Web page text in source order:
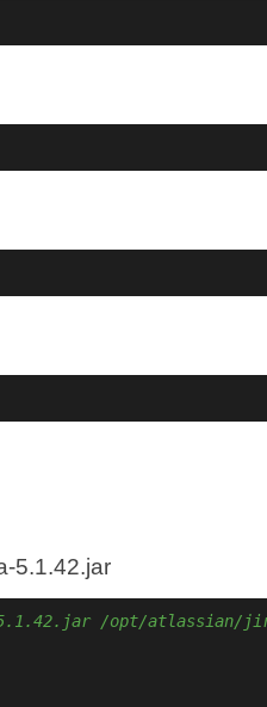
5.1.42.jar
5.1.42.jar /opt/atlassian/